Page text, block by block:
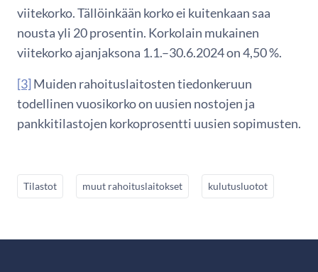
viitekorko. Tällöinkään korko ei kuitenkaan saa
nousta yli 20 prosentin. Korkolain mukainen
viitekorko ajanjaksona 1.1.–30.6.2024 on 4,50 %.
[3] Muiden rahoituslaitosten tiedonkeruun
todellinen vuosikorko on uusien nostojen ja
pankkitilastojen korkoprosentti uusien sopimusten.
Tilastot muut rahoituslaitokset kulutusluotot